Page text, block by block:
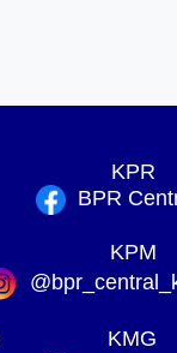
KPR
BPR
KPM
KMG